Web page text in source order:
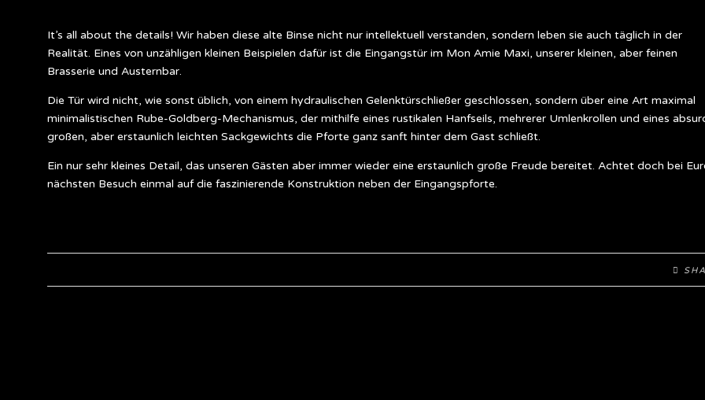
It’s all about the details! Wir haben diese alte Binse nicht nur intellektuell verstanden, sondern leben sie auch täglich in der
Realität. Eines von unzähligen kleinen Beispielen dafür ist die Eingangstür im Mon Amie Maxi, unserer kleinen, aber feinen
Brasserie und Austernbar.
Die Tür wird nicht, wie sonst üblich, von einem hydraulischen Gelenktürschließer geschlossen, sondern über eine Art maximal
minimalistischen Rube-Goldberg-Mechanismus, der mithilfe eines rustikalen Hanfseils, mehrerer Umlenkrollen und eines
großen, aber erstaunlich leichten Sackgewichts die Pforte ganz sanft hinter dem Gast schließt.
Ein nur sehr kleines Detail, das unseren Gästen aber immer wieder eine erstaunlich große Freude bereitet. Achtet doch bei
nächsten Besuch einmal auf die faszinierende Konstruktion neben der Eingangspforte.